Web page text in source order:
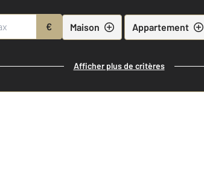
€ Maison Appartement
Afficher plus de critères